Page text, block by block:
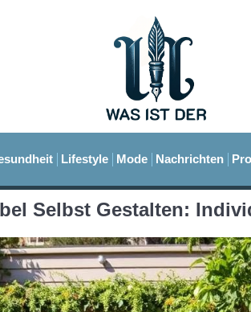
Lifestyle Mode Nachrichten
Selbst Gestalten: